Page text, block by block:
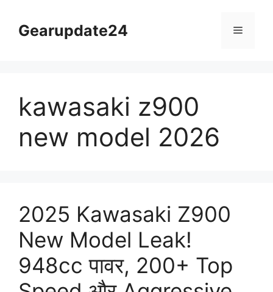
contentGearupdate24 Menu
kawasaki z900
new model 2026
2025 Kawasaki Z900
New Model Leak!
948cc पावर, 200+ Top